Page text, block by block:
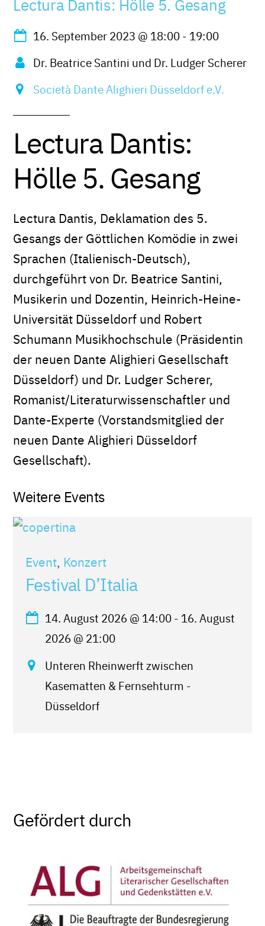
16. September 2023 @ 18:00- 19:00
Dr. Beatrice Santini und Dr. Ludger Scherer
Società Dante Alighieri Düsseldorf e.V.
Lectura Dantis:
Hölle 5. Gesang
Lectura Dantis, Deklamation des 5.
Gesangs der Göttlichen Komödie in zwei
Sprachen (Italienisch-Deutsch),
durchgeführt von Dr. Beatrice Santini,
Musikerin und Dozentin, Heinrich-Heine-
Universität Düsseldorf und Robert
Schumann Musikhochschule (Präsidentin
der neuen Dante Alighieri Gesellschaft
Düsseldorf) und Dr. Ludger Scherer,
Romanist/Literaturwissenschaftler und
Dante-Experte (Vorstandsmitglied der
neuen Dante Alighieri Düsseldorf
Gesellschaft).
Weitere Events
Event, Konzert
Festival D’Italia
14. August 2026 @ 14:00- 16. August
2026 @ 21:00
Unteren Rheinwerft zwischen
Kasematten & Fernsehturm -
Düsseldorf
Gefördert durch